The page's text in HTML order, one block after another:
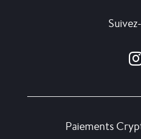
Paiements